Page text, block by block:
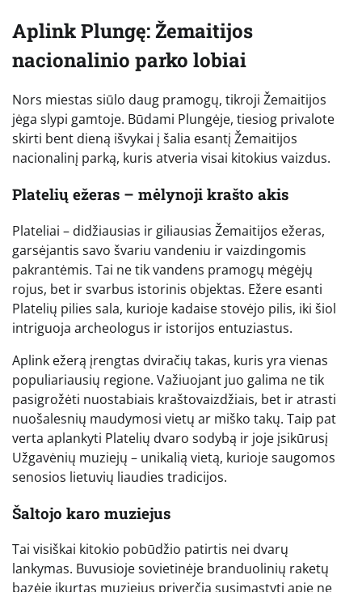
Aplink Plungę: Žemaitijos
nacionalinio parko lobiai
Nors miestas siūlo daug pramogų, tikroji Žemaitijos
jėga slypi gamtoje. Būdami Plungėje, tiesiog privalote
skirti bent dieną išvykai į šalia esantį Žemaitijos
nacionalinį parką, kuris atveria visai kitokius vaizdus.
Platelių ežeras – mėlynoji krašto akis
Plateliai – didžiausias ir giliausias Žemaitijos ežeras,
garsėjantis savo švariu vandeniu ir vaizdingomis
pakrantėmis. Tai ne tik vandens pramogų mėgėjų
rojus, bet ir svarbus istorinis objektas. Ežere esanti
Platelių pilies sala, kurioje kadaise stovėjo pilis, iki šiol
intriguoja archeologus ir istorijos entuziastus.
Aplink ežerą įrengtas dviračių takas, kuris yra vienas
populiariausių regione. Važiuojant juo galima ne tik
pasigrožėti nuostabiais kraštovaizdžiais, bet ir atrasti
nuošalesnių maudymosi vietų ar miško takų. Taip pat
verta aplankyti Platelių dvaro sodybą ir joje įsikūrusį
Užgavėnių muziejų – unikalią vietą, kurioje saugomos
senosios lietuvių liaudies tradicijos.
Šaltojo karo muziejus
Tai visiškai kitokio pobūdžio patirtis nei dvarų
lankymas. Buvusioje sovietinėje branduolinių raketų
bazėje įkurtas muziejus priverčia susimąstyti apie ne